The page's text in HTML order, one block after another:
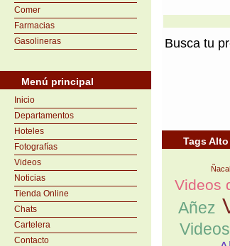
Comer
Farmacias
Gasolineras
Menú principal
Inicio
Departamentos
Hoteles
Fotografías
Videos
Noticias
Tienda Online
Chats
Cartelera
Contacto
Busca tu
Tags
Videos
Añez